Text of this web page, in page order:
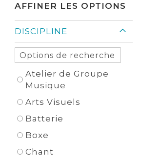
AFFINER LES OPTIONS
DISCIPLINE
Atelier de Groupe
Musique
Arts Visuels
Batterie
Boxe
Chant